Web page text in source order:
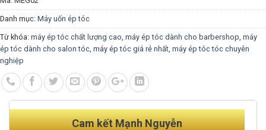
Danh mục: Máy uốn ép tóc
Từ khóa: máy ép tóc chất lượng cao máy ép tóc dành cho barbershop máy
ép tóc dành cho salon tóc máy ép tóc giá rẻ nhất máy ép tóc tóc chuyên
nghiệp
Cam kết Mạnh Nguyễn